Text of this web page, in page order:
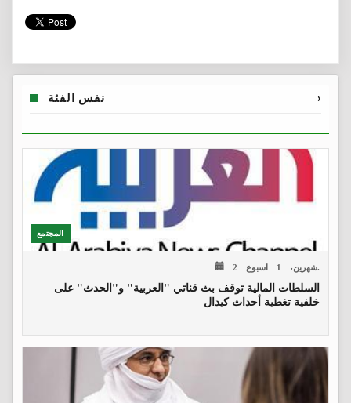
نفس الفئة ›
المجتمع
السلطات المالية توقف بث قناتي "العربية" و"الحدث" على
خلفية تغطية أحداث كيدال